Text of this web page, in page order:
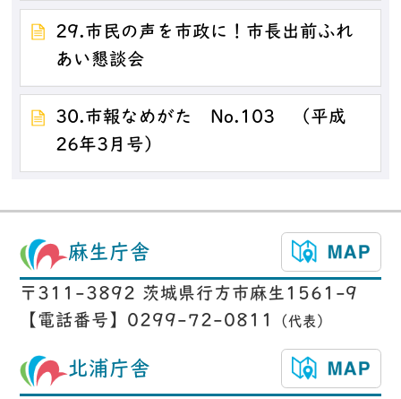
29.市民の声を市政に！市長出前ふれ
あい懇談会
30.市報なめがた No.103 （平成
26年3月号）
麻生庁舎
〒311-3892 茨城県行方市麻生1561-9
【電話番号】0299-72-0811
（代表）
北浦庁舎